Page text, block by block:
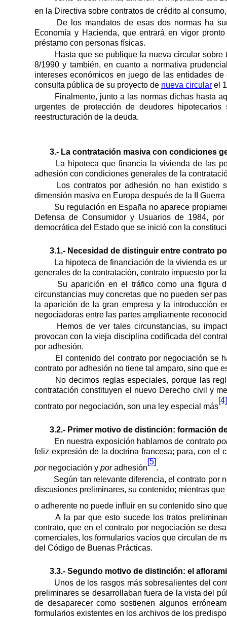
en la Directiva sobre contratos de crédito al
De los mandatos de esas dos normas ha
Economía y Hacienda, que entrará en vigor
préstamo con personas físicas.
Hasta que se publique la nueva circular
8/1990 y también, en cuanto a normativa
intereses económicos en juego de las entidades
consulta pública de su proyecto de nueva circular el
Finalmente, junto a las normas dichas hasta
urgentes de protección de deudores
reestructuración de la deuda.
3.- La contratación masiva con condiciones
La hipoteca que financia la vivienda de las
adhesión con condiciones generales de la
Los contratos por adhesión no han existido
dimensión masiva en Europa después de la II
Su regulación en España no aparece
Defensa de Consumidor y Usuarios de 1984,
democrática del Estado que se inició con la
3.1.- Necesidad de distinguir entre contrato
La hipoteca de financiación de la vivienda es
generales de la contratación, contrato impuesto por
Su aparición en el tráfico como una figura
circunstancias muy concretas que no pueden ser
la aparición de la gran empresa y la introducción
negociadoras entre las partes ampliamente
Hemos de ver tales circunstancias, su
provocan con la vieja disciplina codificada del
por adhesión.
El contenido del contrato por negociación se
contrato por adhesión no tiene tal amparo, sino que
No decimos reglas especiales, porque las
contratación constituyen el nuevo Derecho civil y
contrato por negociación, son una ley especial más
[4]
3.2.- Primer motivo de distinción: formación
En nuestra exposición hablamos de contrato
feliz expresión de la doctrina francesa; para, con el
pornegociación y poradhesión
[5]
.
Según tan relevante diferencia, el contrato por
discusiones preliminares, su contenido; mientras
o adherente no puede influir en su contenido sino
A la par que esto sucede los tratos
contrato, que en el contrato por negociación se
comerciales, los formularios vacíos que circulan de
del Código de Buenas Prácticas.
3.3.- Segundo motivo de distinción: el
Unos de los rasgos más sobresalientes del
preliminares se desarrollaban fuera de la vista del
de desaparecer como sostienen algunos
formularios existentes en los archivos de los